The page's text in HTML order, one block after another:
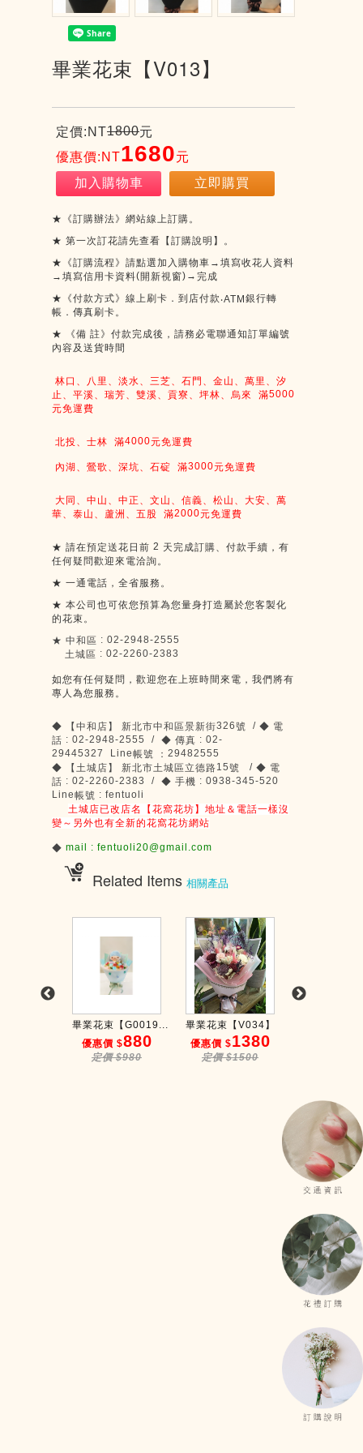
畢業花束【V013】
定價:NT1800元
優惠價:NT1680元
加入購物車
立即購買
★《訂購辦法》網站線上訂購。
★ 第一次訂花請先查看【訂購說明】。
★《訂購流程》請點選加入購物車→填寫收花人資料
→填寫信用卡資料(開新視窗) → 完成
★《付款方式》線上刷卡．到店付款 ‧ATM 銀行轉
帳．傳真刷卡。
★
《備 註》付款完成後，請務必電聯通知訂單編號
內容及送貨時間
林口、八里、淡水、三芝、石門、金山、萬里、汐
止、平溪、瑞芳、雙溪、貢寮、坪林、烏來
滿5000
元免運費
北投、士林 滿4000元免運費
內湖、鶯歌、深坑、石碇 滿3000元免運費
大同、中山、中正、文山、信義、松山、大安、萬
華、泰山、蘆洲、五股
滿2000元免運費
★ 請在預定送花日前 2 天完成訂購、付款手續，有
任何疑問歡迎來電洽詢。
★ 一通電話，全省服務。
★ 本公司也可依您預算為您量身打造屬於您客製化
的花束。
★ 中和區 : 02-2948-2555
土城區 : 02-2260-2383
如您有任何疑問，歡迎您在上班時間來電，我們將有
專人為您服務。
◆ 【中和店】 新北市中和區景新街326號 / ◆ 電
話 : 02-2948-2555 / ◆ 傳真 : 02-
29445327 Line帳號 ： 29482555
◆
【土城店】 新北市土城區立德路15號 / ◆ 電
話 : 02-2260-2383 / ◆ 手機 : 0938-345-520
Line帳號 : fentuoli
土城店已改店名【花窩花坊】地址＆電話一樣沒
變～另外也有全新的花窩花坊網站
◆ mail : fentuoli20@gmail.com
Related Items 相關產品
畢業花束【G0019...
優惠價 $880
定價 $980
畢業花束【V034】
優惠價 $1380
定價 $1500